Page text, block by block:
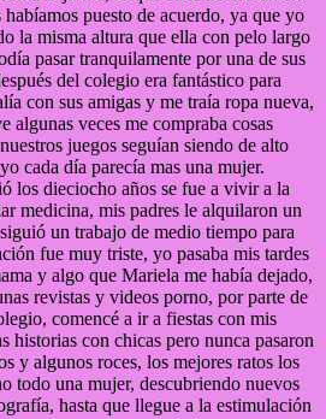
puesto de acuerdo, ya que yo
la misma altura que ella con pelo largo
pasar tranquilamente por una de sus
del colegio era fantástico para
con sus amigas y me traía ropa nueva,
algunas veces me compraba cosas
juegos seguían siendo de alto
cada día parecía mas una mujer.
los dieciocho años se fue a vivir a la
medicina, mis padres le alquilaron un
un trabajo de medio tiempo para
fue muy triste, yo pasaba mis tardes
y algo que Mariela me había dejado,
revistas y videos porno, por parte de
comencé a ir a fiestas con mis
historias con chicas pero nunca pasaron
y algunos roces, los mejores ratos los
todo una mujer, descubriendo nuevos
hasta que llegue a la estimulación